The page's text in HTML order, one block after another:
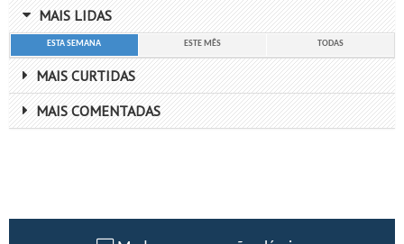
MAIS LIDAS
ESTA SEMANA ESTE MÊS TODAS
MAIS CURTIDAS
MAIS COMENTADAS